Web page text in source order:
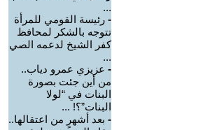
...
- رئيسة القومي للمرأة
تتوجه بالشكر لمحافظ
كفر الشيخ لدعمه الصي
...
- عزيزي عمرو دياب..
من أين جئت بصورة
البنات في “لولا
البنات”؟! ...
- بعد أشهرٍ من اعتقالها..